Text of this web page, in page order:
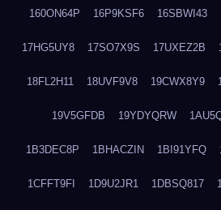
160ON64P 16P9KSF6 16SBWI43
17HG5UY8 17SO7X9S 17UXEZ2B
18FL2H11 18UVF9V8 19CWX8Y9
19V5GFDB 19YDYQRW
1B3DEC8P 1BHACZIN 1BI91YFQ
1CFFT9FI 1D9U2JR1 1DBSQ817